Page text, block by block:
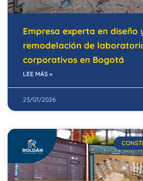
Empresa experta en diseño
remodelación de
corporativos en Bogotá
LEE MÁS »
23/07/2026